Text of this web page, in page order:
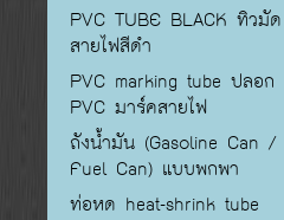
PVC TUBE BLACK ทิวมัด
สายไฟสีดำ
PVC marking tube ปลอก
PVC มาร์คสายไฟ
ถังน้ำมัน (Gasoline Can /
Fuel Can) แบบพกพา
ท่อหด heat-shrink tube